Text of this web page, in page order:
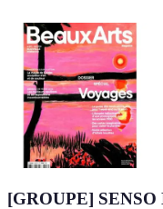
[GROUPE] SENSO